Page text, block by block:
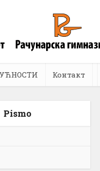
Контакт
Pismo